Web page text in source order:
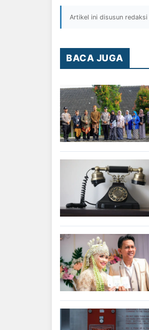
Artikel ini disusun redaksi
BACA JUGA